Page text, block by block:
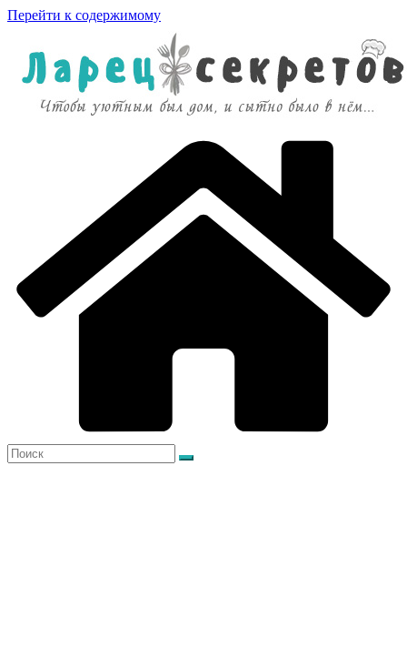
Перейти к содержимому